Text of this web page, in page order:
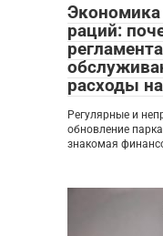
раций:
расходы
Регулярные и
обновление
знакомая